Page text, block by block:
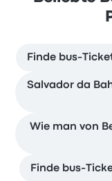
Finde bus-
Salvador da
Wie man von
Finde bus-